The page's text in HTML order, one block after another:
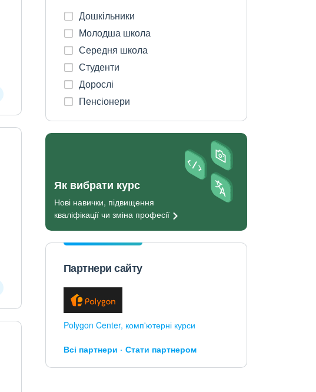
Дошкільники
Молодша школа
Середня школа
Студенти
Дорослі
Пенсіонери
Як вибрати курс
Нові навички, підвищення
кваліфікації чи зміна професії
Партнери сайту
Polygon Center, комп'ютерні курси
Всі партнери Стати партнером